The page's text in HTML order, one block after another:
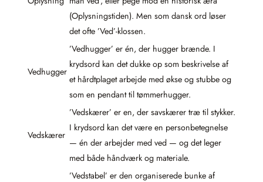
(Oplysningstiden). Men som dansk ord løser
det ofte ’Ved’-klossen.
Vedhugger
’Vedhugger’ er én, der hugger brænde. I
krydsord kan det dukke op som beskrivelse af
et hårdtplaget arbejde med økse og stubbe og
som en pendant til tømmerhugger.
Vedskærer
’Vedskærer’ er en, der savskærer træ til stykker.
I krydsord kan det være en personbetegnelse
— én der arbejder med ved — og det leger
med både håndværk og materiale.
’Vedstabel’ er den organiserede bunke af